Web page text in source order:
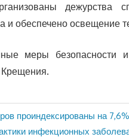
дежурства
и обеспечено освещение
меры безопасности
Крещения.
проиндексированы на 7,6%
инфекционных